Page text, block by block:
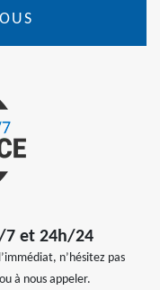
7 et 24h/24
n’hésitez pas
à nous appeler.